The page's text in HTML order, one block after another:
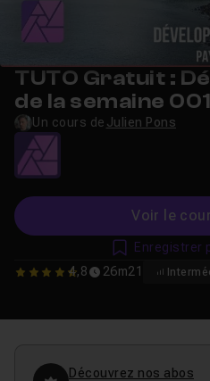
TUTO Gratuit :
de la semaine
Ecosse
Un cours de Julien Pons
Voir le
4.8 4,8 26m21
Enregistrer
Découvrez nos abos